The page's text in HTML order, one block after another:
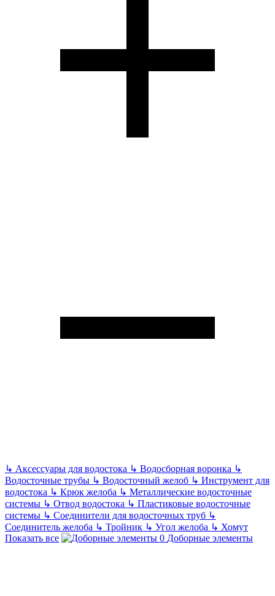
↳ Аксессуары для водостока ↳ Водосборная воронка ↳
Водосточные трубы ↳ Водосточный желоб ↳ Инструмент для
водостока ↳ Крюк желоба ↳ Металлические водосточные
системы ↳ Отвод водостока ↳ Пластиковые водосточные
системы ↳ Соединители для водосточных труб ↳
Соединитель желоба ↳ Тройник ↳ Угол желоба ↳ Хомут
Показать все
Доборные элементы